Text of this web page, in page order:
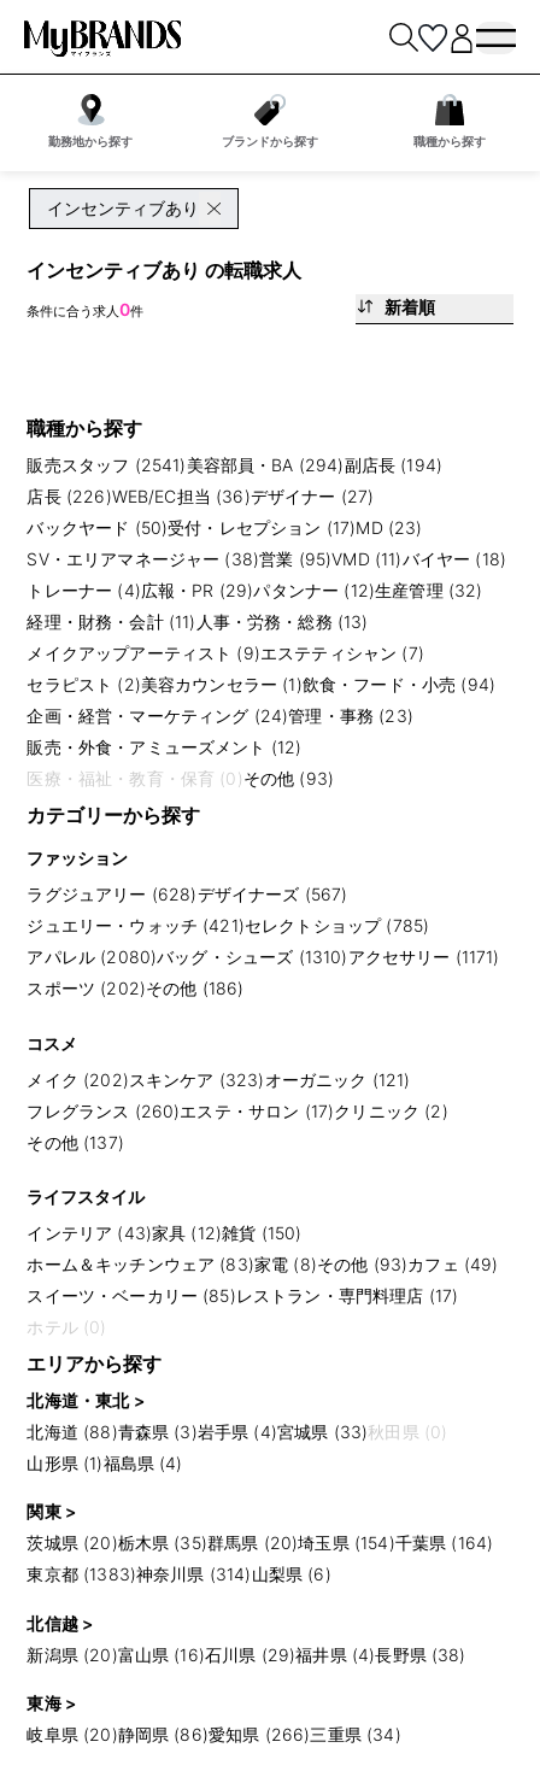
勤務地から探す ブランドから探す 職種から探す
インセンティブあり
インセンティブあり の転職求人
条件に合う求人0件 新着順
職種から探す
販売スタッフ (2541)美容部員・BA (294)副店長 (194)
店長 (226)WEB/EC担当 (36)デザイナー (27)
バックヤード (50)受付・レセプション (17)MD (23)
SV・エリアマネージャー (38)営業 (95)VMD (11)バイヤー (18)
トレーナー (4)広報・PR (29)パタンナー (12)生産管理 (32)
経理・財務・会計 (11) 人事・労務・総務 (13)
メイクアップアーティスト (9)エステティシャン (7)
セラピスト (2)美容カウンセラー (1)飲食・フード・小売 (94)
企画・経営・マーケティング (24)管理・事務 (23)
販売・外食・アミューズメント (12)
医療・福祉・教育・保育 (0)その他 (93)
カテゴリーから探す
ファッション
ラグジュアリー (628)デザイナーズ (567)
ジュエリー・ウォッチ (421)セレクトショップ (785)
アパレル (2080)バッグ・シューズ (1310)アクセサリー (1171)
スポーツ (202)その他 (186)
コスメ
メイク (202)スキンケア (323)オーガニック (121)
フレグランス (260)エステ・サロン (17)クリニック (2)
その他 (137)
ライフスタイル
インテリア (43)家具 (12)雑貨 (150)
ホーム＆キッチンウェア (83)家電 (8)その他 (93)カフェ (49)
スイーツ・ベーカリー (85)レストラン・専門料理店 (17)
ホテル (0)
エリアから探す
北海道・東北 >
北海道 (88)青森県 (3)岩手県 (4)宮城県 (33)秋田県 (0)
山形県 (1)福島県 (4)
関東 >
茨城県 (20)栃木県 (35)群馬県 (20)埼玉県 (154)千葉県 (164)
東京都 (1383)神奈川県 (314)山梨県 (6)
北信越 >
新潟県 (20)富山県 (16)石川県 (29)福井県 (4)長野県 (38)
東海 >
岐阜県 (20)静岡県 (86)愛知県 (266)三重県 (34)